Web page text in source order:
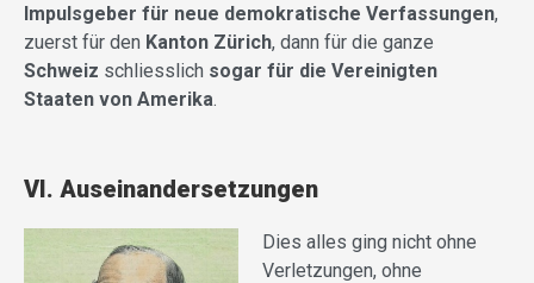
Impulsgeber für neue demokratische Verfassungen,
zuerst für den Kanton Zürich, dann für die ganze
Schweiz schliesslich sogar für die Vereinigten
Staaten von Amerika.
VI. Auseinandersetzungen
Dies alles ging nicht ohne
Verletzungen, ohne